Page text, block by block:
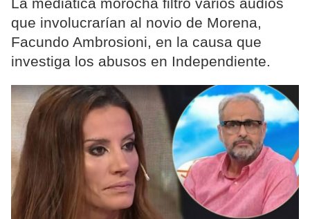
La mediática morocha filtró varios audios
que involucrarían al novio de Morena,
Facundo Ambrosioni, en la causa que
investiga los abusos en Independiente.